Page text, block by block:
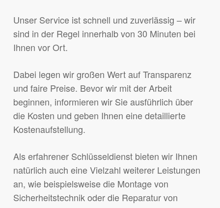
Unser Service ist schnell und zuverlässig – wir
sind in der Regel innerhalb von 30 Minuten bei
Ihnen vor Ort.
Dabei legen wir großen Wert auf Transparenz
und faire Preise. Bevor wir mit der Arbeit
beginnen, informieren wir Sie ausführlich über
die Kosten und geben Ihnen eine detaillierte
Kostenaufstellung.
Als erfahrener Schlüsseldienst bieten wir Ihnen
natürlich auch eine Vielzahl weiterer Leistungen
an, wie beispielsweise die Montage von
Sicherheitstechnik oder die Reparatur von